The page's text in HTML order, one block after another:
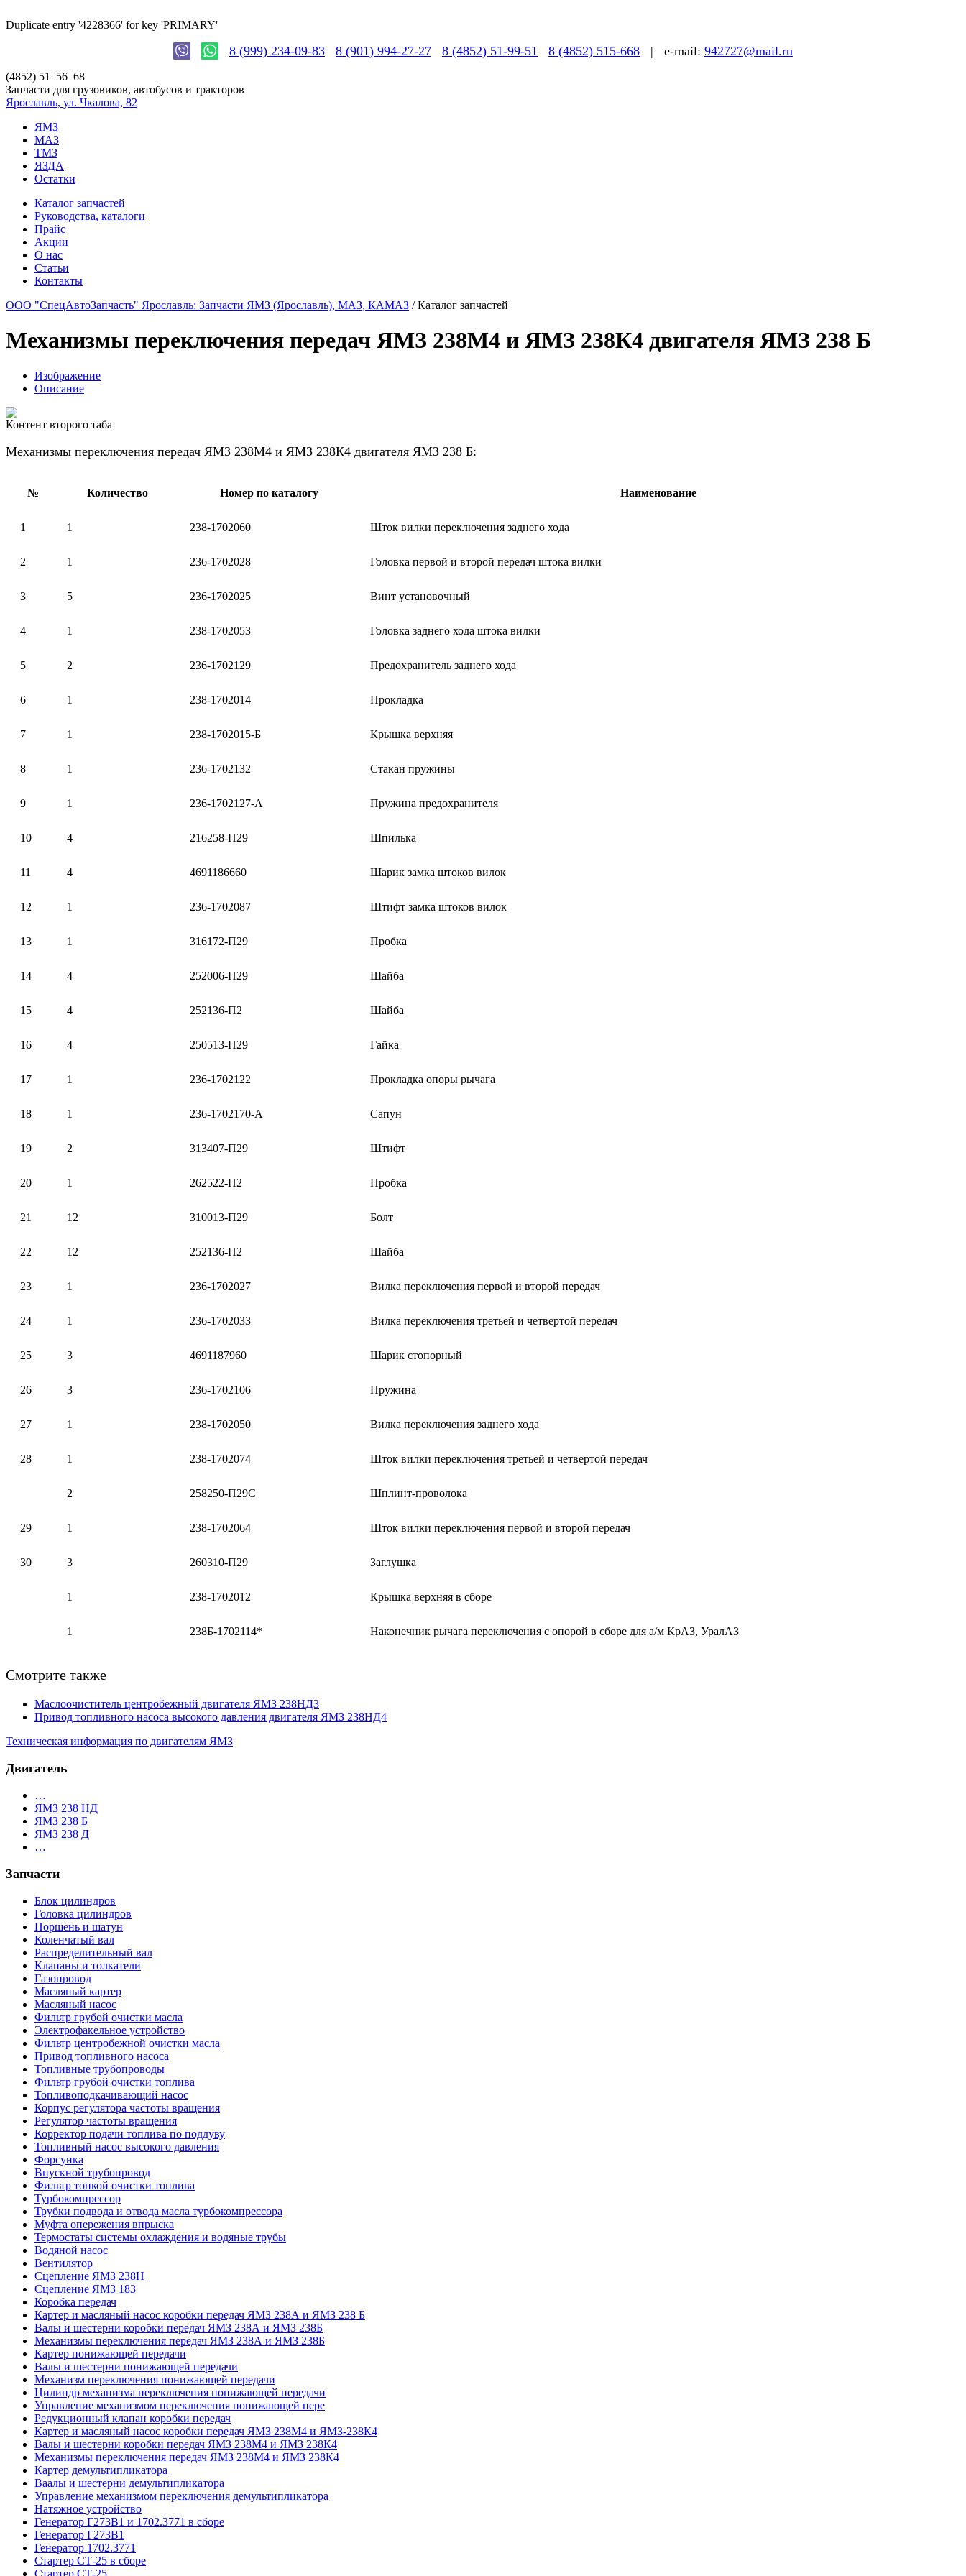
Duplicate entry '4228366' for key 'PRIMARY'
8 (999) 234-09-83 8 (901) 994-27-27 8 (4852) 51-99-51 8 (4852) 515-668 | e-mail: 942727@mail.ru
(4852) 51–56–68
Запчасти для грузовиков, автобусов и тракторов
Ярославль, ул. Чкалова, 82
ЯМЗ
МАЗ
ТМЗ
ЯЗДА
Остатки
Каталог запчастей
Руководства, каталоги
Прайс
Акции
О нас
Статьи
Контакты
ООО "СпецАвтоЗапчасть" Ярославль: Запчасти ЯМЗ (Ярославль), МАЗ, КАМАЗ / Каталог запчастей
Механизмы переключения передач ЯМЗ 238М4 и ЯМЗ 238К4 двигателя ЯМЗ 238 Б
Изображение
Описание
Контент второго таба
Механизмы переключения передач ЯМЗ 238М4 и ЯМЗ 238К4 двигателя ЯМЗ 238 Б:
№ Количество Номер по каталогу Наименование
1 1 238-1702060 Шток вилки переключения заднего хода
2 1 236-1702028 Головка первой и второй передач штока вилки
3 5 236-1702025 Винт установочный
4 1 238-1702053 Головка заднего хода штока вилки
5 2 236-1702129 Предохранитель заднего хода
6 1 238-1702014 Прокладка
7 1 238-1702015-Б Крышка верхняя
8 1 236-1702132 Стакан пружины
9 1 236-1702127-А Пружина предохранителя
10 4 216258-П29 Шпилька
11 4 4691186660 Шарик замка штоков вилок
12 1 236-1702087 Штифт замка штоков вилок
13 1 316172-П29 Пробка
14 4 252006-П29 Шайба
15 4 252136-П2 Шайба
16 4 250513-П29 Гайка
17 1 236-1702122 Прокладка опоры рычага
18 1 236-1702170-А Сапун
19 2 313407-П29 Штифт
20 1 262522-П2 Пробка
21 12 310013-П29 Болт
22 12 252136-П2 Шайба
23 1 236-1702027 Вилка переключения первой и второй передач
24 1 236-1702033 Вилка переключения третьей и четвертой передач
25 3 4691187960 Шарик стопорный
26 3 236-1702106 Пружина
27 1 238-1702050 Вилка переключения заднего хода
28 1 238-1702074 Шток вилки переключения третьей и четвертой передач
2 258250-П29С Шплинт-проволока
29 1 238-1702064 Шток вилки переключения первой и второй передач
30 3 260310-П29 Заглушка
1 238-1702012 Крышка верхняя в сборе
1 238Б-1702114* Наконечник рычага переключения с опорой в сборе для а/м КрАЗ, УралАЗ
Смотрите также
Маслоочиститель центробежный двигателя ЯМЗ 238НД3
Привод топливного насоса высокого давления двигателя ЯМЗ 238НД4
Техническая информация по двигателям ЯМЗ
Двигатель
…
ЯМЗ 238 НД
ЯМЗ 238 Б
ЯМЗ 238 Д
…
Запчасти
Блок цилиндров
Головка цилиндров
Поршень и шатун
Коленчатый вал
Распределительный вал
Клапаны и толкатели
Газопровод
Масляный картер
Масляный насос
Фильтр грубой очистки масла
Электрофакельное устройство
Фильтр центробежной очистки масла
Привод топливного насоса
Топливные трубопроводы
Фильтр грубой очистки топлива
Топливоподкачивающий насос
Корпус регулятора частоты вращения
Регулятор частоты вращения
Корректор подачи топлива по поддуву
Топливный насос высокого давления
Форсунка
Впускной трубопровод
Фильтр тонкой очистки топлива
Турбокомпрессор
Трубки подвода и отвода масла турбокомпрессора
Муфта опережения впрыска
Термостаты системы охлаждения и водяные трубы
Водяной насос
Вентилятор
Сцепление ЯМЗ 238Н
Сцепление ЯМЗ 183
Коробка передач
Картер и масляный насос коробки передач ЯМЗ 238А и ЯМЗ 238 Б
Валы и шестерни коробки передач ЯМЗ 238А и ЯМЗ 238Б
Механизмы переключения передач ЯМЗ 238А и ЯМЗ 238Б
Картер понижающей передачи
Валы и шестерни понижающей передачи
Механизм переключения понижающей передачи
Цилиндр механизма переключения понижающей передачи
Управление механизмом переключения понижающей пере
Редукционный клапан коробки передач
Картер и масляный насос коробки передач ЯМЗ 238М4 и ЯМЗ-238К4
Валы и шестерни коробки передач ЯМЗ 238М4 и ЯМЗ 238К4
Механизмы переключения передач ЯМЗ 238М4 и ЯМЗ 238К4
Картер демультипликатора
Ваалы и шестерни демультипликатора
Управление механизмом переключения демультипликатора
Натяжное устройство
Генератор Г273В1 и 1702.3771 в сборе
Генератор Г273В1
Генератор 1702.3771
Стартер СТ-25 в сборе
Стартер СТ-25